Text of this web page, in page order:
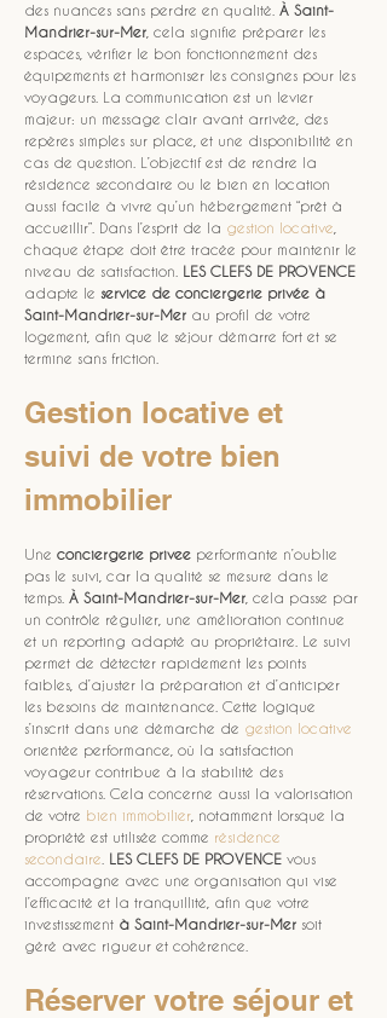
des nuances sans perdre en qualité. À Saint-
Mandrier-sur-Mer , cela signifie préparer les
espaces, vérifier le bon fonctionnement des
équipements et harmoniser les consignes pour les
voyageurs. La communication est un levier
majeur: un message clair avant arrivée, des
repères simples sur place, et une disponibilité en
cas de question. L’objectif est de rendre la
résidence secondaire ou le bien en location
aussi facile à vivre qu’un hébergement “prêt à
accueillir”. Dans l’esprit de la gestion locative
chaque étape doit être tracée pour maintenir le
niveau de satisfaction. LES CLEFS DE PROVENCE
adapte le service de conciergerie privée à
Saint-Mandrier-sur-Mer au profil de votre
logement, afin que le séjour démarre fort et se
termine sans friction.
Gestion locative et
suivi de votre bien
immobilier
Une conciergerie privee performante n’oublie
pas le suivi, car la qualité se mesure dans le
temps. À Saint-Mandrier-sur-Mer , cela passe par
un contrôle régulier, une amélioration continue
et un reporting adapté au propriétaire. Le suivi
permet de détecter rapidement les points
faibles, d’ajuster la préparation et d’anticiper
les besoins de maintenance. Cette logique
s’inscrit dans une démarche de gestion locative
orientée performance, où la satisfaction
voyageur contribue à la stabilité des
réservations. Cela concerne aussi la valorisation
de votre bien immobilier , notamment lorsque la
propriété est utilisée comme résidence
secondaire LES CLEFS DE PROVENCE vous
accompagne avec une organisation qui vise
l’efficacité et la tranquillité, afin que votre
investissement à Saint-Mandrier-sur-Mer soit
géré avec rigueur et cohérence.
Réserver votre séjour et